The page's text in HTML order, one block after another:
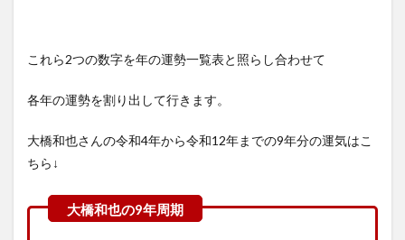
これら2つの数字を年の運勢一覧表と照らし合わせて
各年の運勢を割り出して行きます。
大橋和也さんの令和4年から令和12年までの9年分の運気はこ
ちら↓